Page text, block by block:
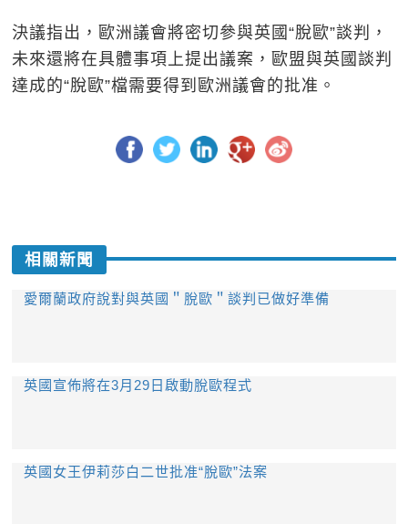
決議指出，歐洲議會將密切參與英國“脫歐”談判，
未來還將在具體事項上提出議案，歐盟與英國談判
達成的“脫歐”檔需要得到歐洲議會的批准。
相關新聞
愛爾蘭政府說對與英國＂脫歐＂談判已做好準備
英國宣佈將在3月29日啟動脫歐程式
英國女王伊莉莎白二世批准“脫歐”法案